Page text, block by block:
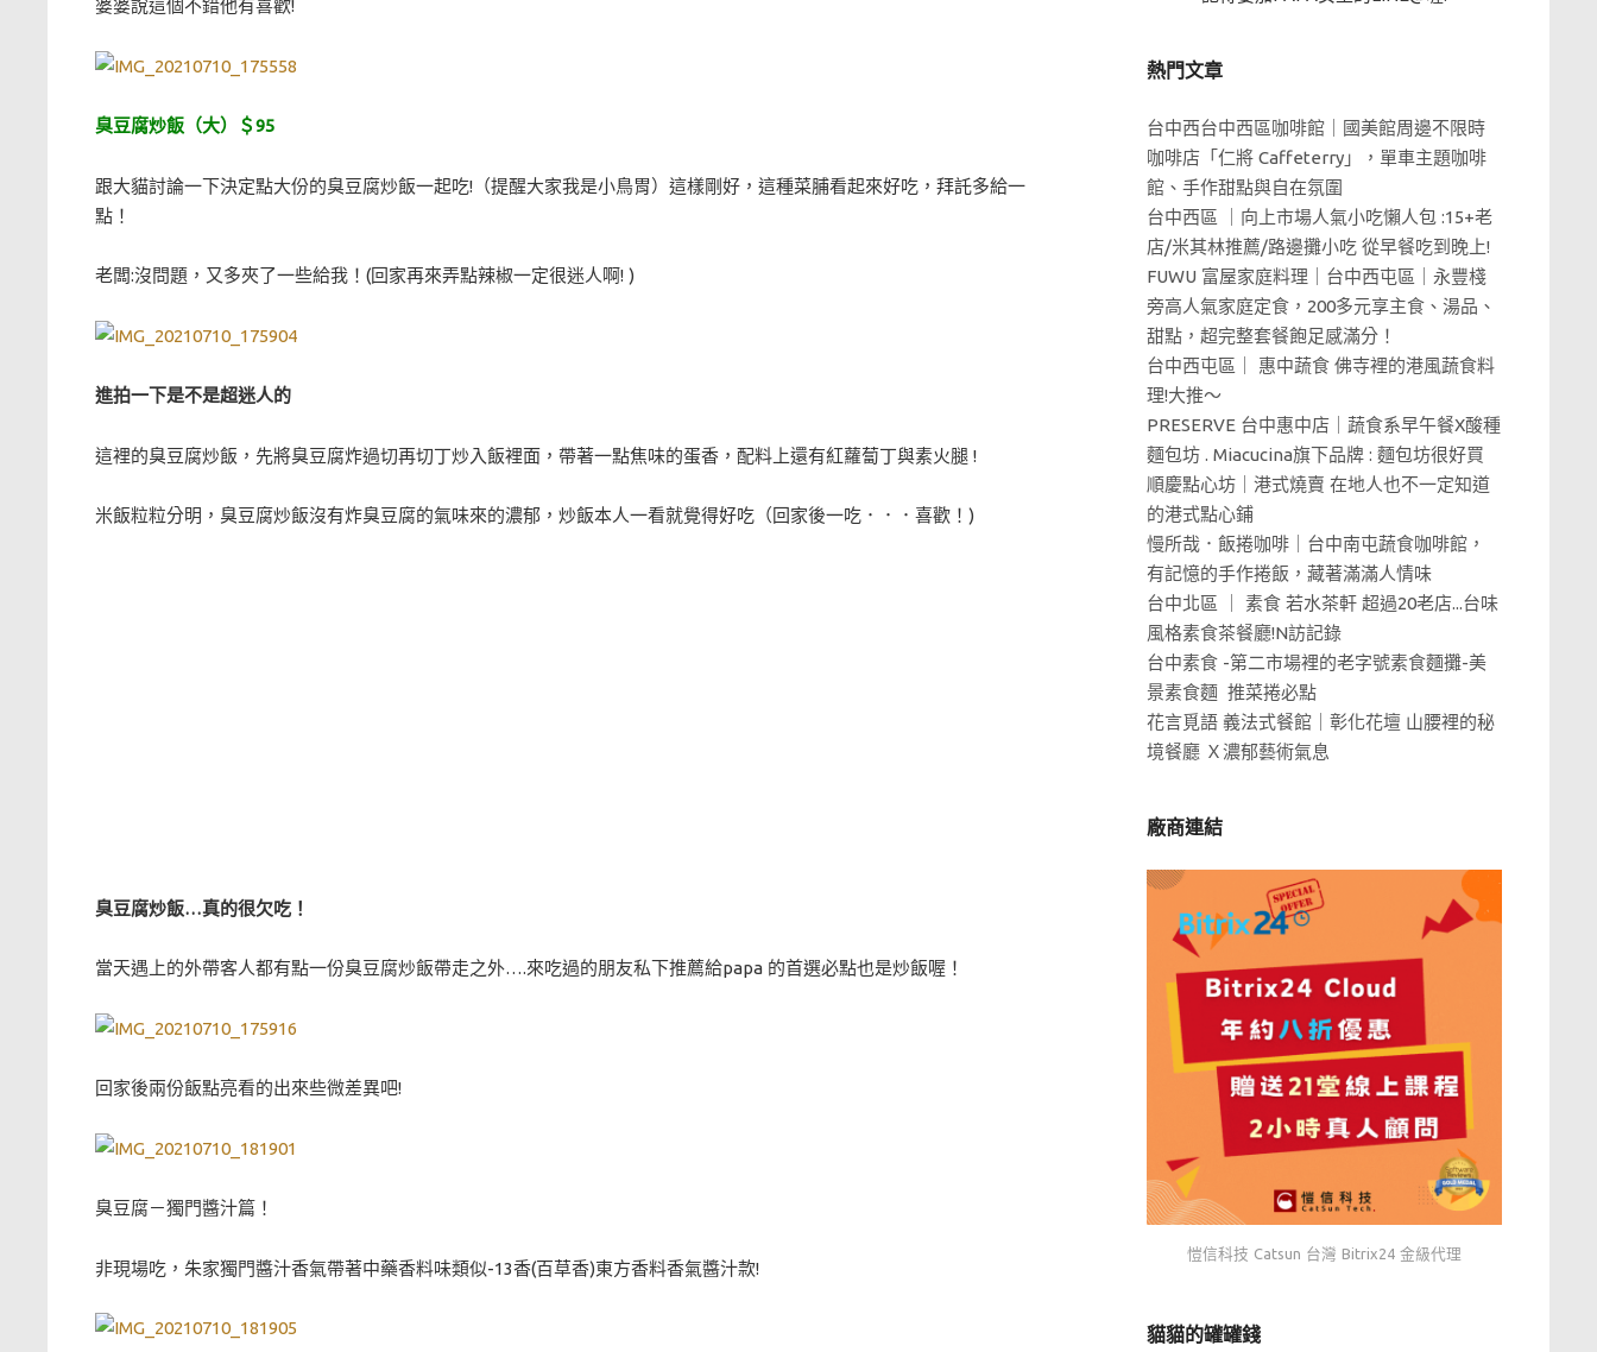
婆婆說這個不錯他有喜歡!
臭豆腐炒飯（大）＄95
跟大貓討論一下決定點大份的臭豆腐炒飯一起吃!（提醒大家我是小鳥胃）這樣剛好，這種菜脯看起來好吃，拜託多給一
點！
老闆:沒問題，又多夾了一些給我！(回家再來弄點辣椒一定很迷人啊! )
進拍一下是不是超迷人的
這裡的臭豆腐炒飯，先將臭豆腐炸過切再切丁炒入飯裡面，帶著一點焦味的蛋香，配料上還有紅蘿蔔丁與素火腿 !
米飯粒粒分明，臭豆腐炒飯沒有炸臭豆腐的氣味來的濃郁，炒飯本人一看就覺得好吃（回家後一吃．．．喜歡！)
臭豆腐炒飯…真的很欠吃！
當天遇上的外帶客人都有點一份臭豆腐炒飯帶走之外….來吃過的朋友私下推薦給papa 的首選必點也是炒飯喔！
回家後兩份飯點亮看的出來些微差異吧!
臭豆腐－獨門醬汁篇！
非現場吃，朱家獨門醬汁香氣帶著中藥香料味類似-13香(百草香)東方香料香氣醬汁款!
熱門文章
台中西台中西區咖啡館｜國美館周邊不限時
咖啡店「仁將 Caffeterry」，單車主題咖啡
館、手作甜點與自在氛圍
台中西區 ｜向上市場人氣小吃懶人包 :15+老
店/米其林推薦/路邊攤小吃 從早餐吃到晚上!
FUWU 富屋家庭料理｜台中西屯區｜永豐棧
旁高人氣家庭定食，200多元享主食、湯品、
甜點，超完整套餐飽足感滿分！
台中西屯區｜ 惠中蔬食 佛寺裡的港風蔬食料
理!大推～
PRESERVE 台中惠中店｜蔬食系早午餐X酸種
麵包坊 . Miacucina旗下品牌 : 麵包坊很好買
順慶點心坊｜港式燒賣 在地人也不一定知道
的港式點心鋪
慢所哉．飯捲咖啡｜台中南屯蔬食咖啡館，
有記憶的手作捲飯，藏著滿滿人情味
台中北區 ｜ 素食 若水茶軒 超過20老店...台味
風格素食茶餐廳!N訪記錄
台中素食 -第二市場裡的老字號素食麵攤-美
景素食麵 推菜捲必點
花言覓語 義法式餐館｜彰化花壇 山腰裡的秘
境餐廳 Ｘ濃郁藝術氣息
廠商連結
愷信科技 Catsun 台灣 Bitrix24 金級代理
貓貓的罐罐錢